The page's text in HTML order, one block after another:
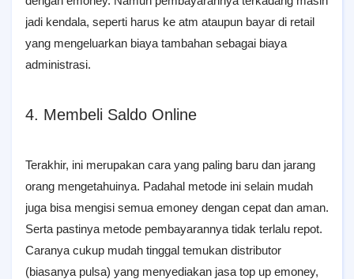
jadi kendala, seperti harus ke atm ataupun bayar di retail
yang mengeluarkan biaya tambahan sebagai biaya
administrasi.
4. Membeli Saldo Online
Terakhir, ini merupakan cara yang paling baru dan jarang
orang mengetahuinya. Padahal metode ini selain mudah
juga bisa mengisi semua emoney dengan cepat dan aman.
Serta pastinya metode pembayarannya tidak terlalu repot.
Caranya cukup mudah tinggal temukan distributor
(biasanya pulsa) yang menyediakan jasa top up emoney,